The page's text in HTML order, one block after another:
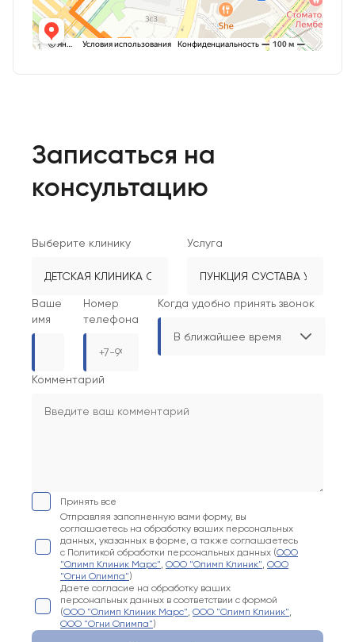
Записаться на
консультацию
Выберите клинику Услуга
Ваше
имя
Номер
телефона
В ближайшее время
Когда удобно принять звонок
Комментарий
Принять все
Отправляя заполненную вами форму, вы
соглашаетесь на обработку ваших персональных
данных, указанных в форме, а также соглашаетесь
с Политикой обработки персональных данных (ООО
"Олимп Клиник Марс", ООО "Олимп Клиник", ООО
"Огни Олимпа")
Даете согласие на обработку ваших
персональных данных в соответствии с формой
(ООО "Олимп Клиник Марс", ООО "Олимп Клиник",
ООО "Огни Олимпа")